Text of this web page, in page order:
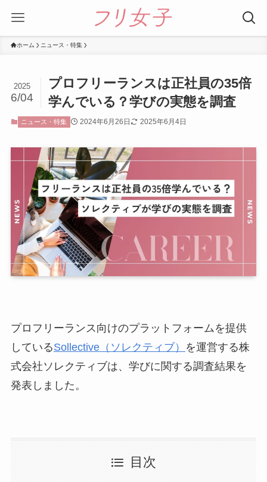
ホーム ニュース・特集
プロフリーランスは正社員の35倍
学んでいる？学びの実態を調査
2025
6/04
ニュース・特集 2024年6月26日 2025年6月4日
プロフリーランス向けのプラットフォームを提供
しているSollective（ソレクティブ）
を運営する株
式会社ソレクティブは、学びに関する調査結果を
発表しました。
目次